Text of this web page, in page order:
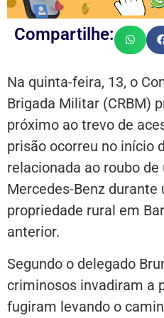
Compartilhe:
Na quinta-feira, 13, o
Brigada Militar (CRBM)
próximo ao trevo de
prisão ocorreu no início
relacionada ao roubo
Mercedes-Benz
propriedade rural em
anterior.
Segundo o delegado
criminosos invadiram a
fugiram levando o